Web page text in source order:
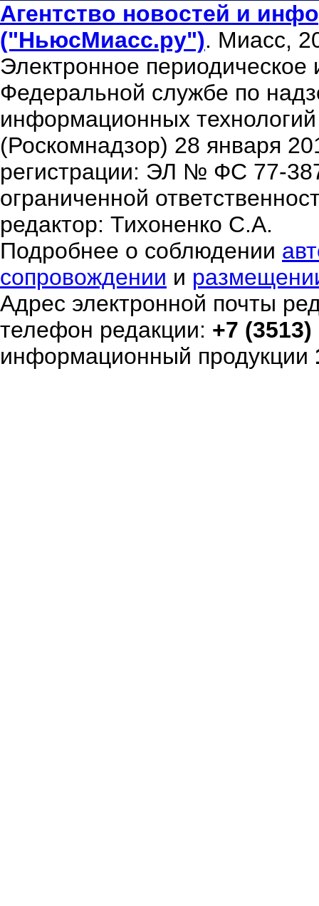
Агентство новостей и
("НьюсМиасс.ру"). Миасс,
Электронное периодическое
Федеральной службе по
информационных
(Роскомнадзор) 28 января
регистрации: ЭЛ № ФС 77-
ограниченной
редактор: Тихоненко С.А.
Подробнее о соблюдении
сопровождении и
Адрес электронной почты
телефон редакции: +7
информационный продукции